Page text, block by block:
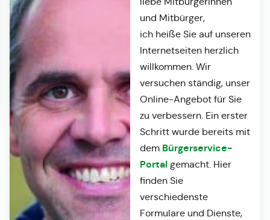
und Mitbürger,
ich heiße Sie auf unseren
Internetseiten herzlich
willkommen. Wir
versuchen ständig, unser
Online-Angebot für Sie
zu verbessern. Ein erster
Schritt wurde bereits mit
dem Bürgerservice-
Portalgemacht. Hier
finden Sie
verschiedenste
Formulare und Dienste,